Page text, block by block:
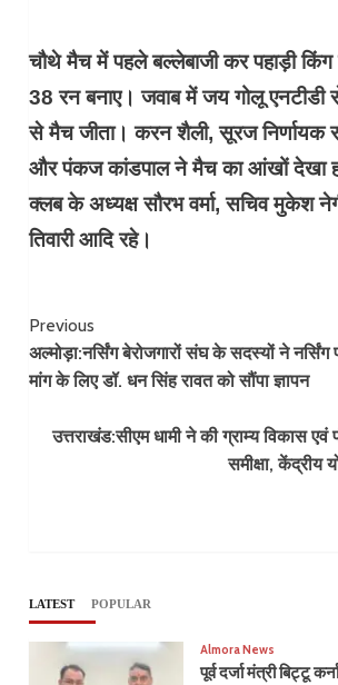
चौथे मैच में पहले बल्लेबाजी कर पहाड़ी
38 रन बनाए। जवाब में जय गोलू
से मैच जीता। करन शैली, सूरज निर्णायक
और पंकज कांडपाल ने मैच का आंखों देखा
क्लब के अध्यक्ष सौरभ वर्मा, सचिव मुकेश
तिवारी आदि रहे।
Continue
Reading
Previous
अल्मोड़ा:नर्सिंग बेरोजगारों संघ के सदस्यों ने नर्सिंग
मांग के लिए डॉ. धन सिंह रावत को सौंपा ज्ञापन
उत्तराखंड:सीएम धामी ने की ग्राम्य विकास एवं
समीक्षा, केंद्रीय
LATEST POPULAR
Almora News
पूर्व दर्जा मंत्री बिट्टू